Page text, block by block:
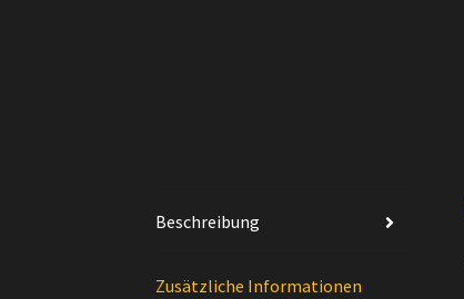
Beschreibung
Zusätzliche Informationen